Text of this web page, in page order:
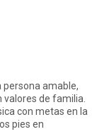
persona amable,
de familia.
con metas en la
en mi vida con los pies en